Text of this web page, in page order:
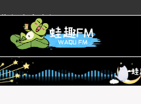
与内容介绍